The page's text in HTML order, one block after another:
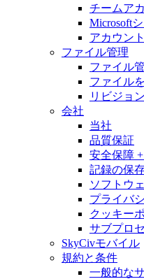
チームア
Microsoft
アカウン
ファイル管理
ファイル
ファイル
リビジョ
会社
当社
品質保証
安全保障 +
記録の保
ソフトウ
プライバ
クッキー
サブプロ
SkyCivモバイル
規約と条件
一般的な